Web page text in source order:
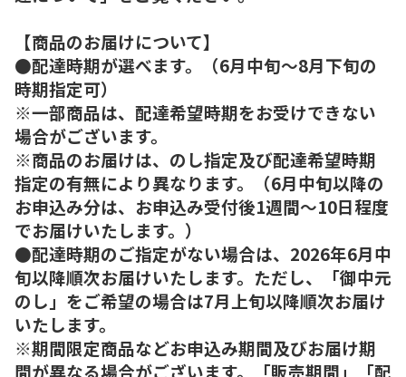
【商品のお届けについて】
●配達時期が選べます。（6月中旬～8月下旬の
時期指定可）
※一部商品は、配達希望時期をお受けできない
場合がございます。
※商品のお届けは、のし指定及び配達希望時期
指定の有無により異なります。（6月中旬以降の
お申込み分は、お申込み受付後1週間～10日程度
でお届けいたします。）
●配達時期のご指定がない場合は、2026年6月中
旬以降順次お届けいたします。ただし、「御中元
のし」をご希望の場合は7月上旬以降順次お届け
いたします。
※期間限定商品などお申込み期間及びお届け期
間が異なる場合がございます。「販売期間」「配